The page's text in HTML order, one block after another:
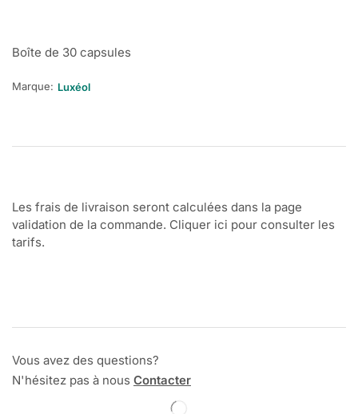
Boîte de 30 capsules
Marque: Luxéol
Les frais de livraison seront calculées dans la page
validation de la commande. Cliquer ici pour consulter les
tarifs.
Vous avez des questions?
N'hésitez pas à nous Contacter